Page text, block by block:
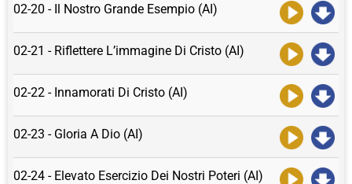
02-20 - Il Nostro Grande Esempio (AI)
02-21 - Riflettere L’immagine Di Cristo (AI)
02-22 - Innamorati Di Cristo (AI)
02-23 - Gloria A Dio (AI)
02-24 - Elevato Esercizio Dei Nostri Poteri (AI)